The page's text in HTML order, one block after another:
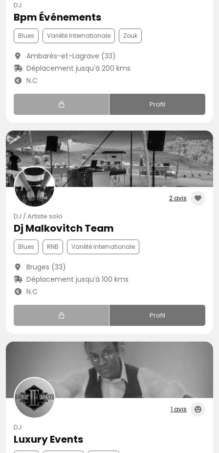
DJ
Bpm Événements
Blues Variété Internationale Zouk
Ambarès-et-Lagrave (33)
Déplacement jusqu’à 200 kms
N.C
Profil
2 avis
DJ / Artiste solo
Dj Malkovitch Team
Blues RNB Variété Internationale
Bruges (33)
Déplacement jusqu’à 100 kms
N.C
Profil
1 avis
DJ
Luxury Events